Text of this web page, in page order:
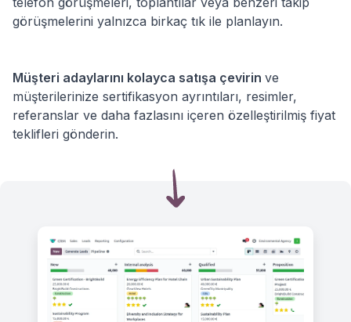
görüşmelerini yalnızca birkaç tık ile planlayın.
Müşteri adaylarını kolayca satışa çevirin ve
müşterilerinize sertifikasyon ayrıntıları, resimler,
referanslar ve daha fazlasını içeren özelleştirilmiş fiyat
teklifleri gönderin.